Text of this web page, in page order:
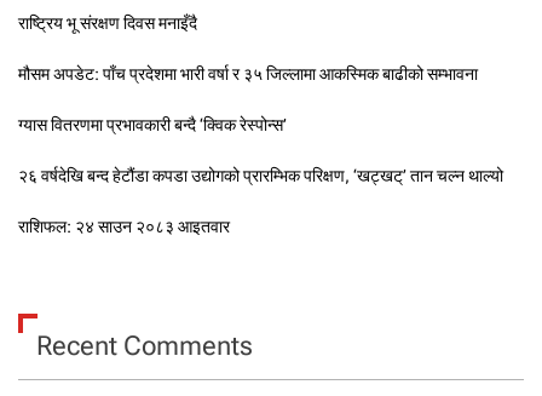
राष्ट्रिय भू संरक्षण दिवस मनाइँदै
मौसम अपडेट: पाँच प्रदेशमा भारी वर्षा र ३५ जिल्लामा आकस्मिक बाढीको सम्भावना
ग्यास वितरणमा प्रभावकारी बन्दै ‘क्विक रेस्पोन्स’
२६ वर्षदेखि बन्द हेटौंडा कपडा उद्योगको प्रारम्भिक परिक्षण, ‘खट्खट्’ तान चल्न थाल्यो
राशिफल: २४ साउन २०८३ आइतवार
Recent Comments